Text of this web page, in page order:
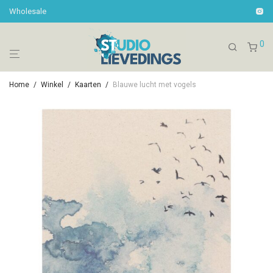
Wholesale
0
Home / Winkel / Kaarten / Blauwe lucht met vogels